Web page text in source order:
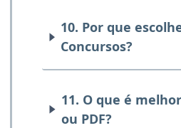
10. Por que
Concursos?
11. O que é
ou PDF?